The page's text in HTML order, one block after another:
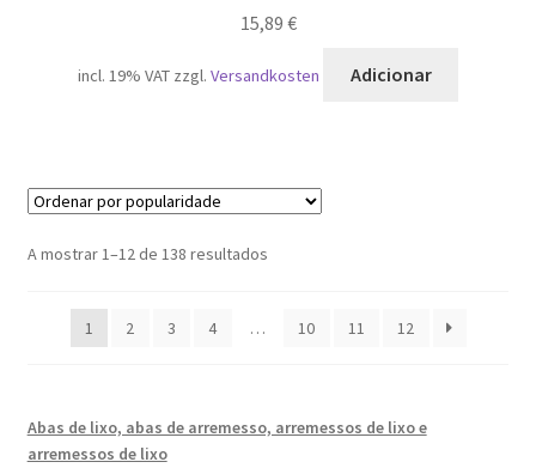
15,89 €
incl. 19% VAT zzgl. Versandkosten Adicionar
A mostrar 1–12 de 138 resultadosOrdenado
1
2 3 4 … 10 11 12
Abas de lixo, abas de arremesso, arremessos de lixo e
arremessos de lixo